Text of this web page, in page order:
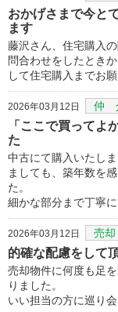
おかげさまで今と
ます
藤沢さん、住宅購入
問合わせをしたとき
して住宅購入までお
2026年03月12日 仲
「ここで買ってよ
た
中古にて購入いたし
ましても、築年数を
た。
細かな部分まで丁寧
2026年03月12日 売却
的確な配慮をして
売却物件に何度も足
りました。
いい担当の方に巡り